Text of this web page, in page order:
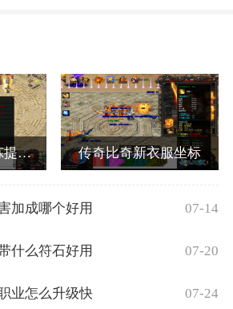
热血传奇宝石熔炼提高成功率如何操作 传奇比奇新衣服坐标
加成哪个好用 07-14
什么符石好用 07-20
业怎么升级快 07-24